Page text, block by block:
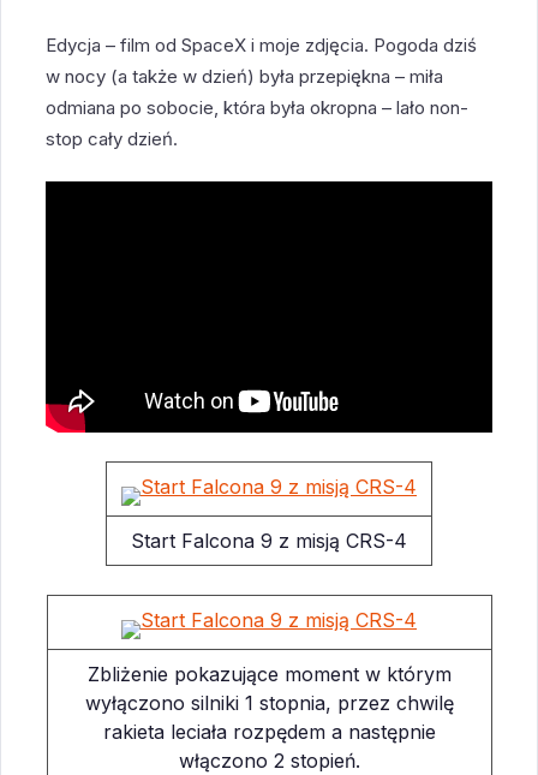
Edycja – film od SpaceX i moje zdjęcia. Pogoda dziś
w nocy (a także w dzień) była przepiękna – miła
odmiana po sobocie, która była okropna – lało non-
stop cały dzień.
Start Falcona 9 z misją CRS-4
Zbliżenie pokazujące moment w którym
wyłączono silniki 1 stopnia, przez chwilę
rakieta leciała rozpędem a następnie
włączono 2 stopień.